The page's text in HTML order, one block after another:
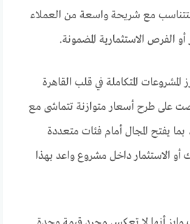
مع شريحة واسعة من العملاء
الفرص الاستثمارية المضمونة.
المتكاملة في قلب القاهرة
على طرح أسعار متوازنة تتماشى مع
بما يفتح المجال أمام فئات متعددة
أو الاستثمار داخل مشروع واعد بهذا